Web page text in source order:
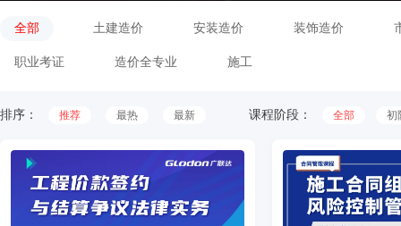
全部 土建造价 安装造价 装饰造价
职业考证 造价全专业 施工
排序： 推荐 最热 最新 课程阶段： 全部 初